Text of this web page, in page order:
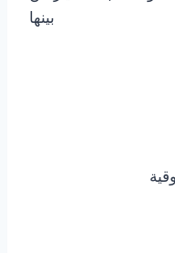
بينها